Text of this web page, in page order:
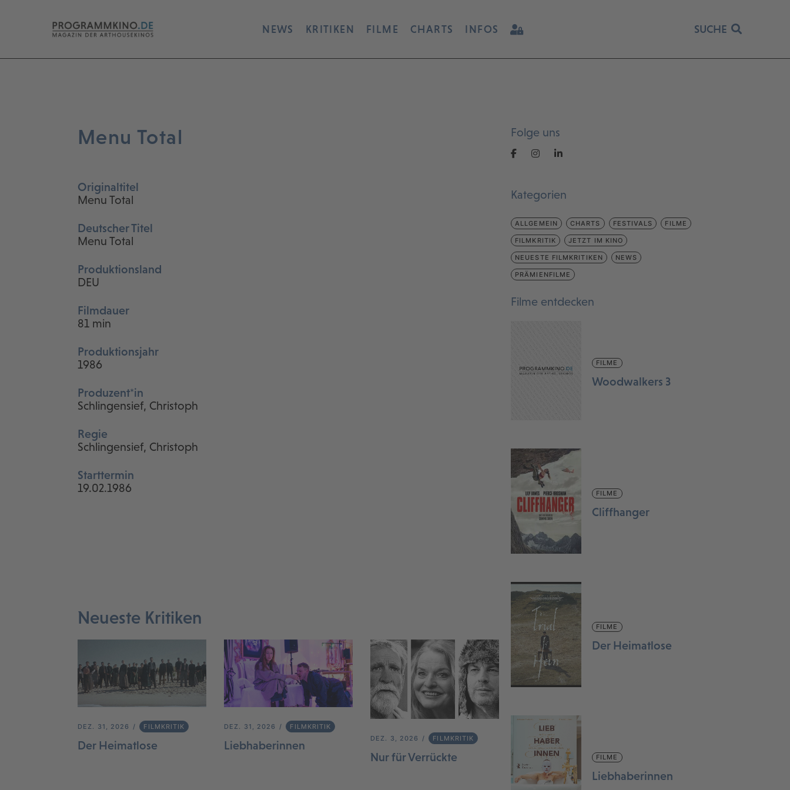
NEWS KRITIKEN FILME CHARTS INFOS SUCHE
Menu Total
Originaltitel
Menu Total
Deutscher Titel
Menu Total
Produktionsland
DEU
Filmdauer
81 min
Produktionsjahr
1986
Produzent*in
Schlingensief, Christoph
Regie
Schlingensief, Christoph
Starttermin
19.02.1986
Neueste Kritiken
DEZ. 31, 2026 FILMKRITIK
Der Heimatlose
DEZ. 31, 2026 FILMKRITIK
Liebhaberinnen
DEZ. 3, 2026 FILMKRITIK
Nur für Verrückte
Folge uns
Kategorien
ALLGEMEIN CHARTS FESTIVALS FILME
FILMKRITIK JETZT IM KINO
NEUESTE FILMKRITIKEN NEWS
PRÄMIENFILME
Filme entdecken
FILME
Woodwalkers 3
FILME
Cliffhanger
FILME
Der Heimatlose
FILME
Liebhaberinnen